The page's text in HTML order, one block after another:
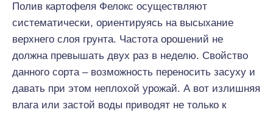
Полив картофеля Фелокс осуществляют
систематически, ориентируясь на высыхание
верхнего слоя грунта. Частота орошений не
должна превышать двух раз в неделю. Свойство
данного сорта – возможность переносить засуху и
давать при этом неплохой урожай. А вот излишняя
влага или застой воды приводят не только к